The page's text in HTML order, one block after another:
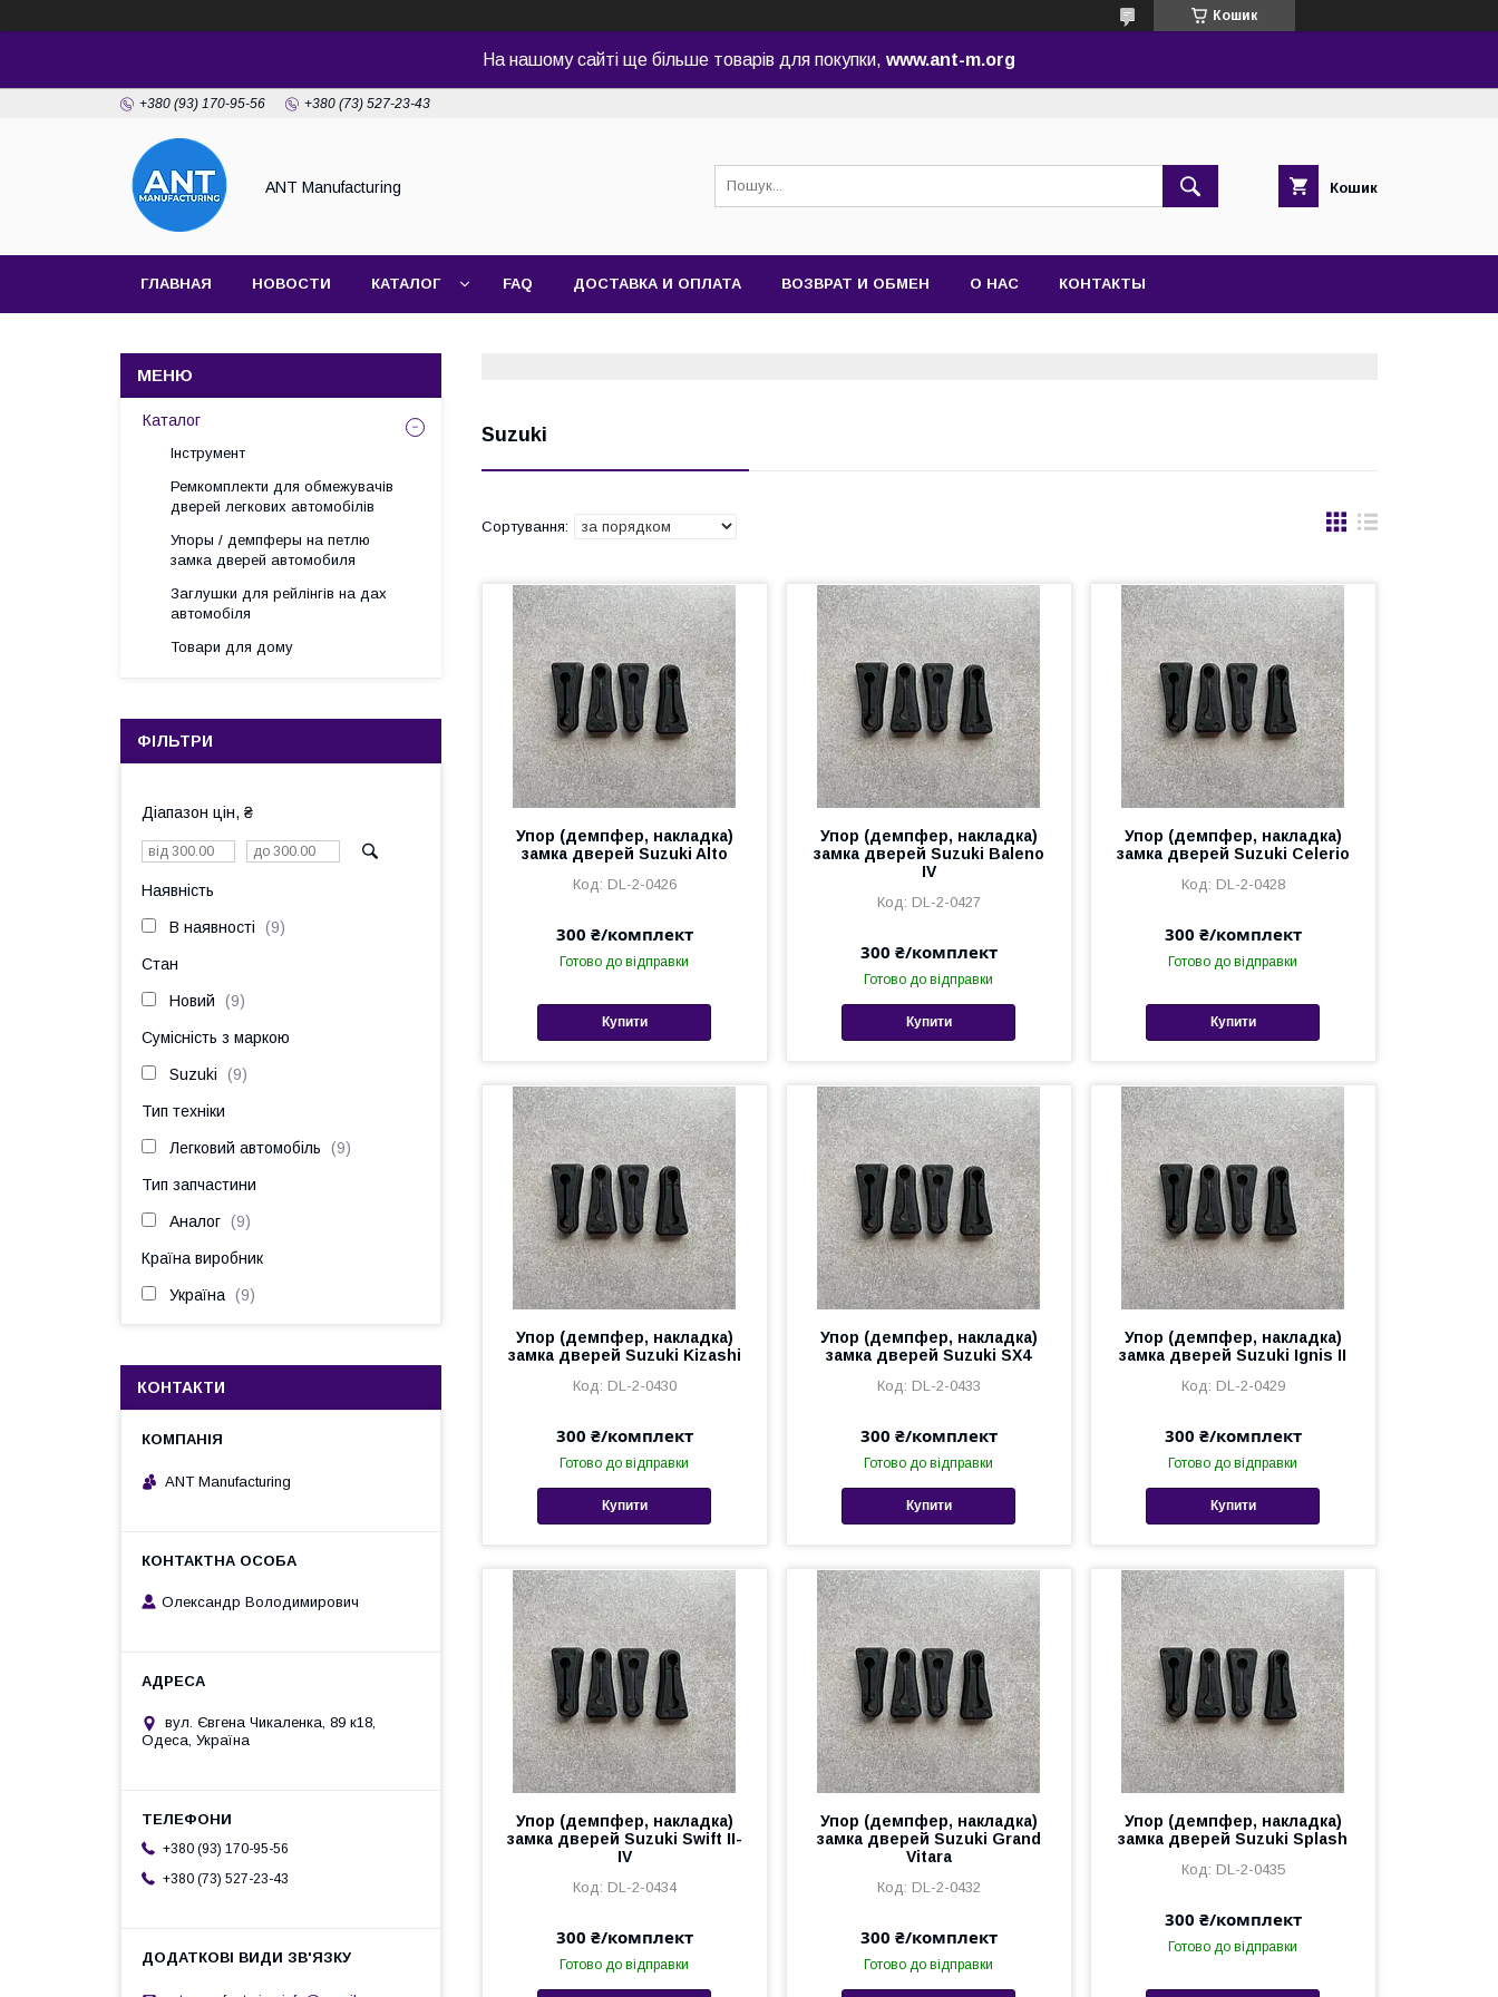
Кошик
На нашому сайті ще більше товарів для покупки, www.ant-m.org
+380 (93) 170-95-56 +380 (73) 527-23-43
ANT Manufacturing Кошик
ГЛАВНАЯ НОВОСТИ КАТАЛОГ FAQ ДОСТАВКА И ОПЛАТА ВОЗВРАТ И ОБМЕН О НАС КОНТАКТЫ
Suzuki
Упор (демпфер, накладка)
замка дверей Suzuki Alto
DL-2-0426
300 ₴/комплект
Готово до відправки
Купити
Упор (демпфер, накладка)
замка дверей Suzuki Baleno
IV
DL-2-0427
300 ₴/комплект
Готово до відправки
Купити
Упор (демпфер, накладка)
замка дверей Suzuki Celerio
DL-2-0428
300 ₴/комплект
Готово до відправки
Купити
Упор (демпфер, накладка)
замка дверей Suzuki Kizashi
DL-2-0430
300 ₴/комплект
Готово до відправки
Купити
Упор (демпфер, накладка)
замка дверей Suzuki SX4
DL-2-0433
300 ₴/комплект
Готово до відправки
Купити
Упор (демпфер, накладка)
замка дверей Suzuki Ignis II
DL-2-0429
300 ₴/комплект
Готово до відправки
Купити
Упор (демпфер, накладка)
замка дверей Suzuki Swift II-
IV
DL-2-0434
300 ₴/комплект
Готово до відправки
Упор (демпфер, накладка)
замка дверей Suzuki Grand
Vitara
DL-2-0432
300 ₴/комплект
Готово до відправки
Упор (демпфер, накладка)
замка дверей Suzuki Splash
DL-2-0435
300 ₴/комплект
Готово до відправки
Каталог
Інструмент
Ремкомплекти для обмежувачів
дверей легкових автомобілів
Упоры / демпферы на петлю
замка дверей автомобиля
Заглушки для рейлінгів на дах
автомобіля
Товари для дому
ФІЛЬТРИ
Діапазон цін, ₴
Наявність
В наявності 9
Стан
Новий 9
Сумісність з маркою
Suzuki 9
Тип техніки
Легковий автомобіль 9
Тип запчастини
Аналог 9
Країна виробник
Україна 9
КОНТАКТИ
ANT Manufacturing
Олександр Володимирович
вул. Євгена Чикаленка, 89 к18,
Одеса, Україна
+380 (93) 170-95-56
+380 (73) 527-23-43